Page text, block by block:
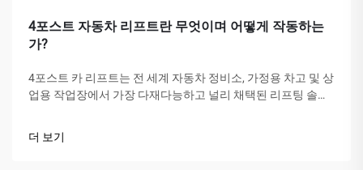
4포스트 자동차 리프트란 무엇이며 어떻게 작동하는
가?
4포스트 카 리프트는 전 세계 자동차 정비소, 가정용 차고 및 상
업용 작업장에서 가장 다재다능하고 널리 채택된 리프팅 솔루
더 보기